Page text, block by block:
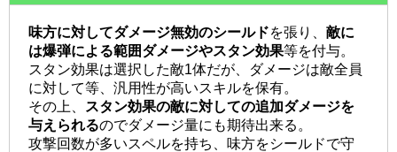
味方に対してダメージ無効のシールドを張り、敵に
は爆弾による範囲ダメージやスタン効果等を付与。
スタン効果は選択した敵1体だが、ダメージは敵全員
に対して等、汎用性が高いスキルを保有。
その上、 スタン効果の敵に対しての追加ダメージを
与えられるのでダメージ量にも期待出来る。
攻撃回数が多いスペルを持ち、味方をシールドで守